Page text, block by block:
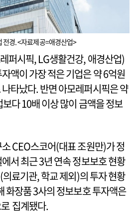
전경. <자료제공=애경산업>
퍼시픽, LG생활건강, 애경산업)
액이 가장 적은 기업은 약 6억원
타났다. 반면 아모레퍼시픽은 약
다 10배 이상 많이 금액을 정보
CEO스코어(대표 조원만)가 정
서 최근 3년 연속 정보보호 현황
료기관, 학교 제외)의 투자 현황
화장품 3사의 정보보호 투자액은
집계됐다.